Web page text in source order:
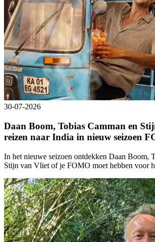
30-07-2026
Daan Boom, Tobias Camman en
reizen naar India in nieuw seizoen
In het nieuwe seizoen ontdekken Daan Boom,
Stijn van Vliet of je FOMO moet hebben voor